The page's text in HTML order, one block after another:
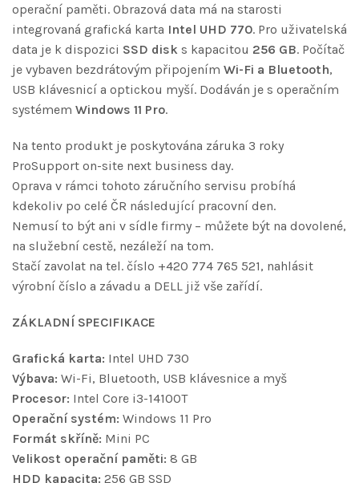
operační paměti. Obrazová data má na starosti
integrovaná grafická karta Intel UHD 770. Pro uživatelská
data je k dispozici SSD disk s kapacitou 256 GB. Počítač
je vybaven bezdrátovým připojením Wi-Fi a Bluetooth,
USB klávesnicí a optickou myší. Dodáván je s operačním
systémem Windows 11 Pro.
Na tento produkt je poskytována záruka 3 roky
ProSupport on-site next business day.
Oprava v rámci tohoto záručního servisu probíhá
kdekoliv po celé ČR následující pracovní den.
Nemusí to být ani v sídle firmy – můžete být na dovolené,
na služební cestě, nezáleží na tom.
Stačí zavolat na tel. číslo +420 774 765 521, nahlásit
výrobní číslo a závadu a DELL již vše zařídí.
ZÁKLADNÍ SPECIFIKACE
Grafická karta: Intel UHD 730
Výbava: Wi-Fi, Bluetooth, USB klávesnice a myš
Procesor: Intel Core i3-14100T
Operační systém: Windows 11 Pro
Formát skříně: Mini PC
Velikost operační paměti: 8 GB
HDD kapacita: 256 GB SSD